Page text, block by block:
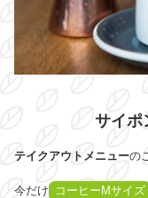
サイポ
テイクアウトメニューの
今だけ コーヒーMサイズ